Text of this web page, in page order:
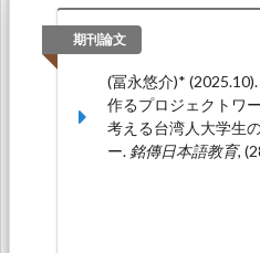
期刊論文
(冨永悠介)*
作るプロジェクトワ
考える台湾人大学生
ー. 銘傳日本語教育,